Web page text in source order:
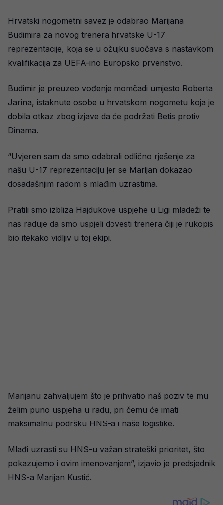
Hrvatski nogometni savez je odabrao Marijana
Budimira za novog trenera hrvatske U-17
reprezentacije, koja se u ožujku suočava s nastavkom
kvalifikacija za UEFA-ino Europsko prvenstvo.
Budimir je preuzeo vođenje momčadi umjesto Roberta
Jarina, istaknute osobe u hrvatskom nogometu koja je
dobila otkaz zbog izjave da će podržati Betis protiv
Dinama.
“Uvjeren sam da smo odabrali odlično rješenje za
našu U-17 reprezentaciju jer se Marijan dokazao
dosadašnjim radom s mlađim uzrastima.
Pratili smo izbliza Hajdukove uspjehe u Ligi mladeži te
nas raduje da smo uspjeli dovesti trenera čiji je rukopis
bio itekako vidljiv u toj ekipi.
Marijanu zahvaljujem što je prihvatio naš poziv te mu
želim puno uspjeha u radu, pri čemu će imati
maksimalnu podršku HNS-a i naše logistike.
Mlađi uzrasti su HNS-u važan strateški prioritet, što
pokazujemo i ovim imenovanjem”, izjavio je predsjednik
HNS-a Marijan Kustić.